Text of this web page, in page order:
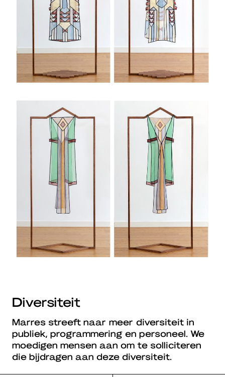
Diversiteit
Marres streeft naar meer diversiteit in
publiek, programmering en personeel. We
moedigen mensen aan om te solliciteren
die bijdragen aan deze diversiteit.